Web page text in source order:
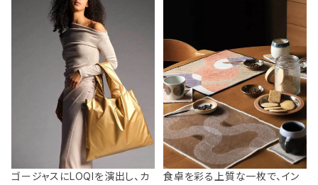
ゴージャスにLOQIを演出し、カ
食卓を彩る上質な一枚で、イン